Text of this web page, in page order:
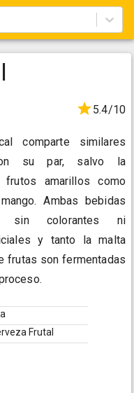
5.4/10
comparte similares
su par, salvo la
frutos amarillos como
Ambas bebidas
sin colorantes ni
y tanto la malta
frutas son fermentadas
Frutal